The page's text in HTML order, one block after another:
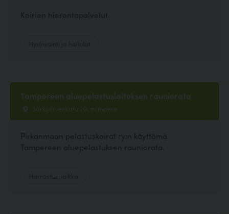
Koirien hierontapalvelut.
Tampereen aluepelastuslaitoksen rauniorata
Särkijärvenkatu 20, Tampere
Pirkanmaan pelastuskoirat ry:n käyttämä
Tampereen aluepelastuksen rauniorata.